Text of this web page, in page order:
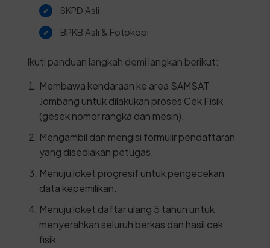
SKPD Asli
BPKB Asli & Fotokopi
Ikuti panduan langkah demi langkah berikut:
Membawa kendaraan ke area SAMSAT
Jombang untuk dilakukan proses Cek Fisik
(gesek nomor rangka dan mesin).
Mengambil dan mengisi formulir pendaftaran
yang disediakan petugas.
Menuju loket progresif untuk pengecekan
data kepemilikan.
Menuju loket daftar ulang 5 tahun untuk
menyerahkan seluruh berkas dan hasil cek
fisik.